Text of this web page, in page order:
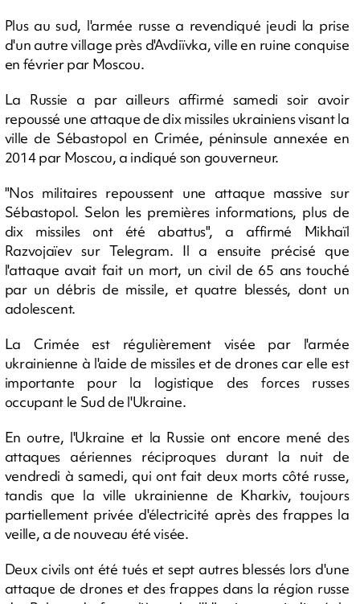
Plus au sud, l'armée russe a revendiqué jeudi la prise
d'un autre village près d'Avdiïvka, ville en ruine conquise
en février par Moscou.
La Russie a par ailleurs affirmé samedi soir avoir
repoussé une attaque de dix missiles ukrainiens visant la
ville de Sébastopol en Crimée, péninsule annexée en
2014 par Moscou, a indiqué son gouverneur.
"Nos militaires repoussent une attaque massive sur
Sébastopol. Selon les premières informations, plus de
dix missiles ont été abattus", a affirmé Mikhaïl
Razvojaïev sur Telegram. Il a ensuite précisé que
l'attaque avait fait un mort, un civil de 65 ans touché
par un débris de missile, et quatre blessés, dont un
adolescent.
La Crimée est régulièrement visée par l'armée
ukrainienne à l'aide de missiles et de drones car elle est
importante pour la logistique des forces russes
occupant le Sud de l'Ukraine.
En outre, l'Ukraine et la Russie ont encore mené des
attaques aériennes réciproques durant la nuit de
vendredi à samedi, qui ont fait deux morts côté russe,
tandis que la ville ukrainienne de Kharkiv, toujours
partiellement privée d'électricité après des frappes la
veille, a de nouveau été visée.
Deux civils ont été tués et sept autres blessés lors d'une
attaque de drones et des frappes dans la région russe